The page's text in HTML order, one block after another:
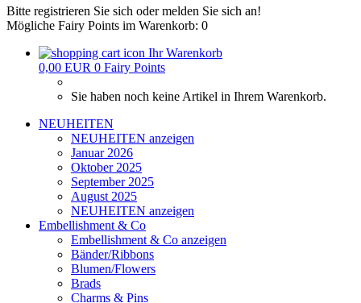
Bitte registrieren Sie sich oder melden Sie sich an!
Mögliche Fairy Points im Warenkorb: 0
Ihr Warenkorb
0,00 EUR 0 Fairy Points
Sie haben noch keine Artikel in Ihrem Warenkorb.
NEUHEITEN
NEUHEITEN anzeigen
Januar 2026
Oktober 2025
September 2025
August 2025
NEUHEITEN anzeigen
Embellishment & Co
Embellishment & Co anzeigen
Bänder/Ribbons
Blumen/Flowers
Brads
Charms & Pins